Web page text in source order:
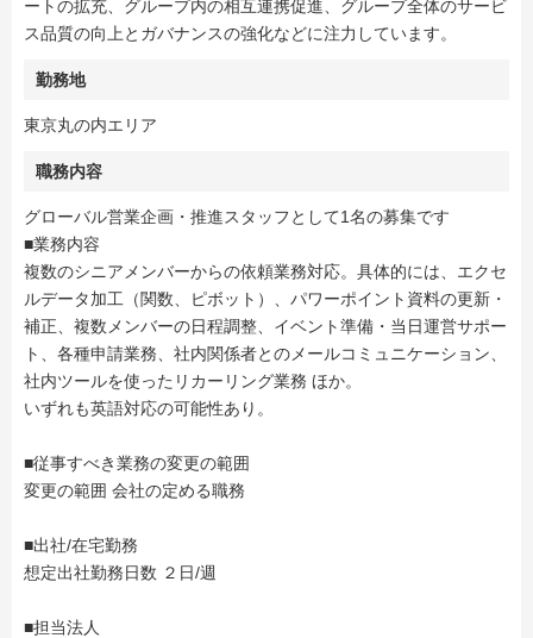
ートの拡充、グループ内の相互連携促進、グループ全体のサービ
ス品質の向上とガバナンスの強化などに注力しています。
勤務地
東京丸の内エリア
職務内容
グローバル営業企画・推進スタッフとして1名の募集です
■業務内容
複数のシニアメンバーからの依頼業務対応。具体的には、エクセ
ルデータ加工（関数、ピボット）、パワーポイント資料の更新・
補正、複数メンバーの日程調整、イベント準備・当日運営サポー
ト、各種申請業務、社内関係者とのメールコミュニケーション、
社内ツールを使ったリカーリング業務 ほか。
いずれも英語対応の可能性あり。
■従事すべき業務の変更の範囲
変更の範囲 会社の定める職務
■出社/在宅勤務
想定出社勤務日数 ２日/週
■担当法人